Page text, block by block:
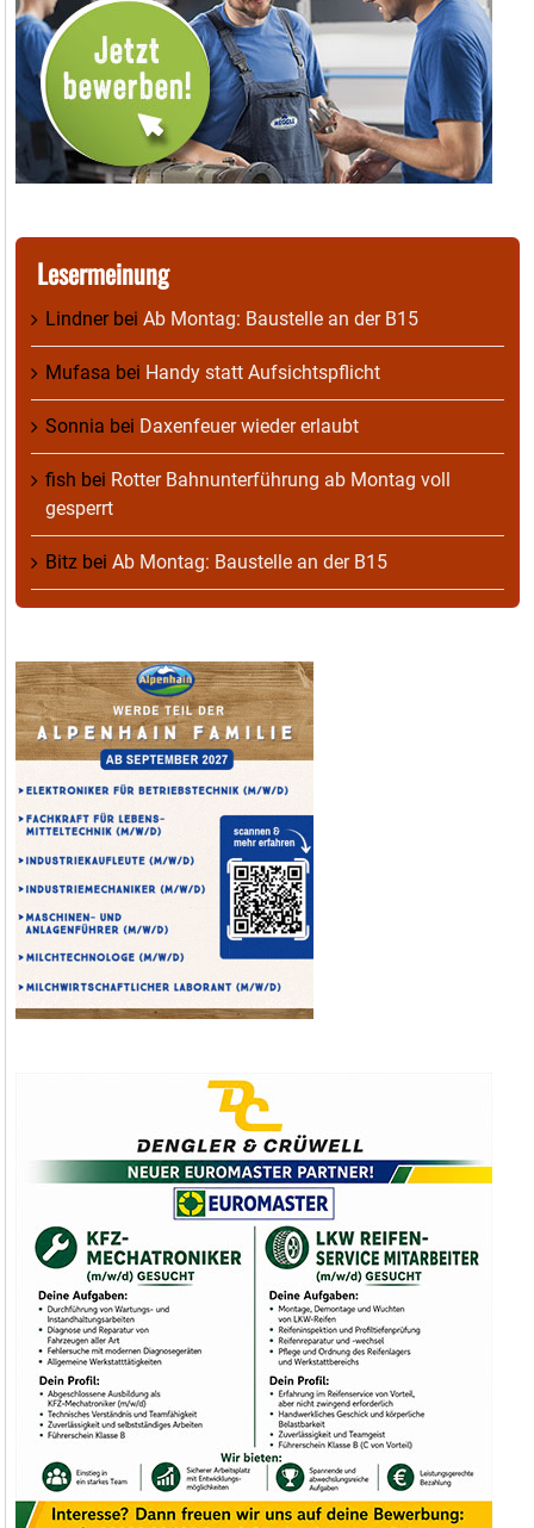
Lesermeinung
Lindnerbei Ab Montag: Baustelle an der B15
Mufasa bei Handy statt Aufsichtspflicht
Sonnia bei Daxenfeuer wieder erlaubt
fish bei Rotter Bahnunterführung ab Montag voll
gesperrt
Bitz bei Ab Montag: Baustelle an der B15